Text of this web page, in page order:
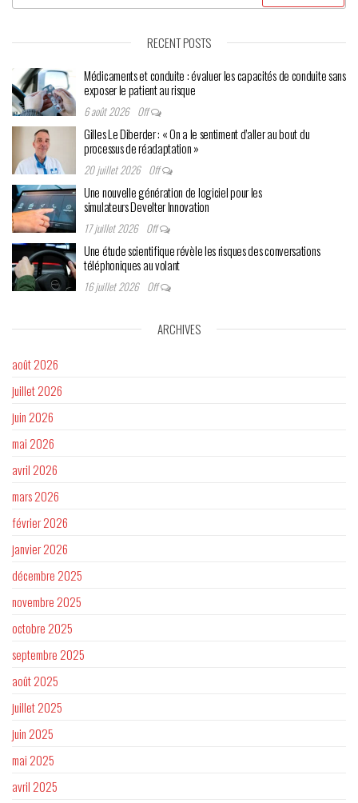
RECENT POSTS
Médicaments et conduite : évaluer les capacités de conduite sans
exposer le patient au risque
6 août 2026 Off
Gilles Le Diberder : « On a le sentiment d’aller au bout du
processus de réadaptation »
20 juillet 2026 Off
Une nouvelle génération de logiciel pour les
simulateurs Develter Innovation
17 juillet 2026 Off
Une étude scientifique révèle les risques des conversations
téléphoniques au volant
16 juillet 2026 Off
ARCHIVES
août 2026
juillet 2026
juin 2026
mai 2026
avril 2026
mars 2026
février 2026
janvier 2026
décembre 2025
novembre 2025
octobre 2025
septembre 2025
août 2025
juillet 2025
juin 2025
mai 2025
avril 2025